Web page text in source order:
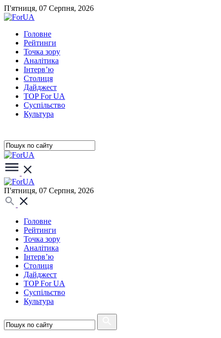
П'ятниця, 07 Серпня, 2026
Головне
Рейтинги
Точка зору
Аналітика
Інтерв’ю
Столиця
Дайджест
TOP For UA
Суспiльство
Культура
П'ятниця, 07 Серпня, 2026
Головне
Рейтинги
Точка зору
Аналітика
Інтерв’ю
Столиця
Дайджест
TOP For UA
Суспiльство
Культура